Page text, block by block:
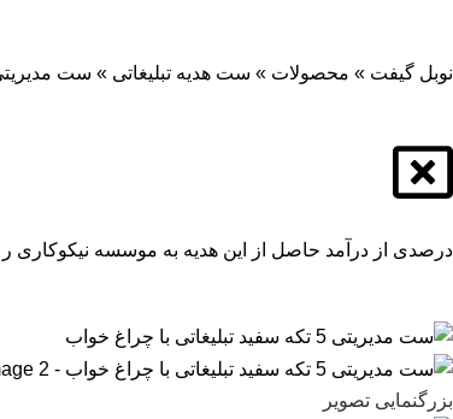
نوبل گیفت » محصولات » ست هدیه تبلیغاتی » ست مدیریتی 5 تکه سفید تبلیغاتی با
درصدی از درآمد حاصل از این هدیه به موسسه نیکوکاری
بزرگنمایی تصویر